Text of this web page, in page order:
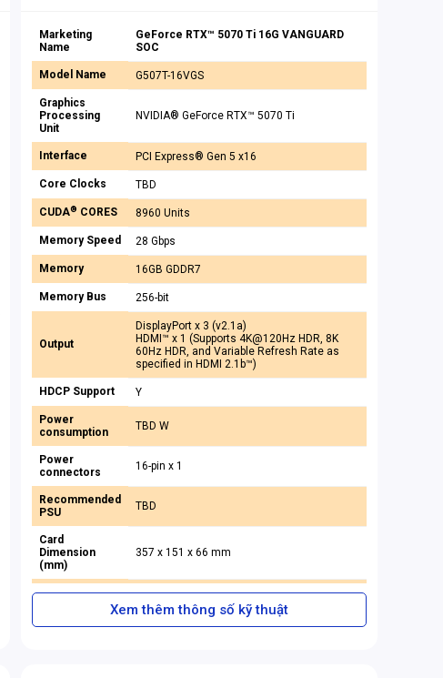
Marketing
Name
GeForce RTX™ 5070 Ti 16G VANGUARD
SOC
Model Name G507T-16VGS
Graphics
Processing
Unit
NVIDIA® GeForce RTX™ 5070 Ti
Interface PCI Express® Gen 5 x16
Core Clocks TBD
CUDA® CORES 8960 Units
Memory Speed 28 Gbps
Memory 16GB GDDR7
Memory Bus 256-bit
Output
DisplayPort x 3 (v2.1a)
HDMI™ x 1 (Supports 4K@120Hz HDR, 8K
60Hz HDR, and Variable Refresh Rate as
specified in HDMI 2.1b™)
HDCP Support Y
Power
consumption
TBD W
Power
connectors
16-pin x 1
Recommended
PSU
TBD
Card
Dimension
(mm)
357 x 151 x 66 mm
Weight (Card /
Xem thêm thông số kỹ thuật